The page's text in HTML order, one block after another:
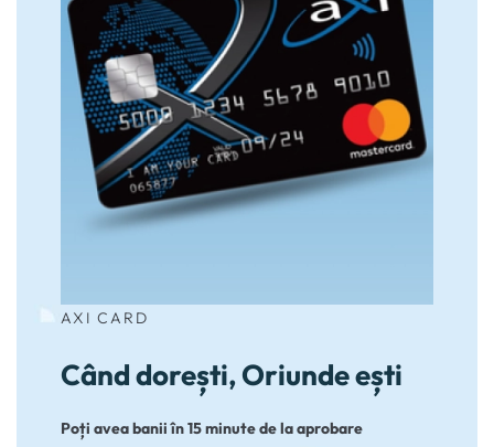
AXI CARD
Când dorești, Oriunde ești
Poți avea banii în 15 minute de la aprobare